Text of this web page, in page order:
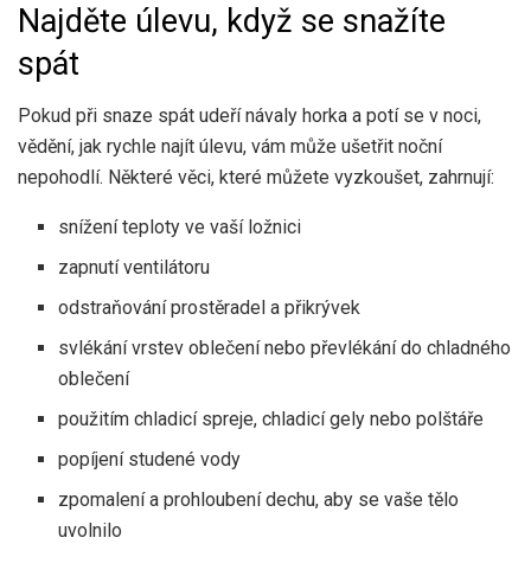
Najděte úlevu, když se snažíte
spát
Pokud při snaze spát udeří návaly horka a potí se v noci,
vědění, jak rychle najít úlevu, vám může ušetřit noční
nepohodlí. Některé věci, které můžete vyzkoušet, zahrnují:
snížení teploty ve vaší ložnici
zapnutí ventilátoru
odstraňování prostěradel a přikrývek
svlékání vrstev oblečení nebo převlékání do chladného
oblečení
použitímchladicí spreje,chladicí gely nebo polštáře
popíjení studené vody
zpomalení a prohloubení dechu, aby se vaše tělo
uvolnilo